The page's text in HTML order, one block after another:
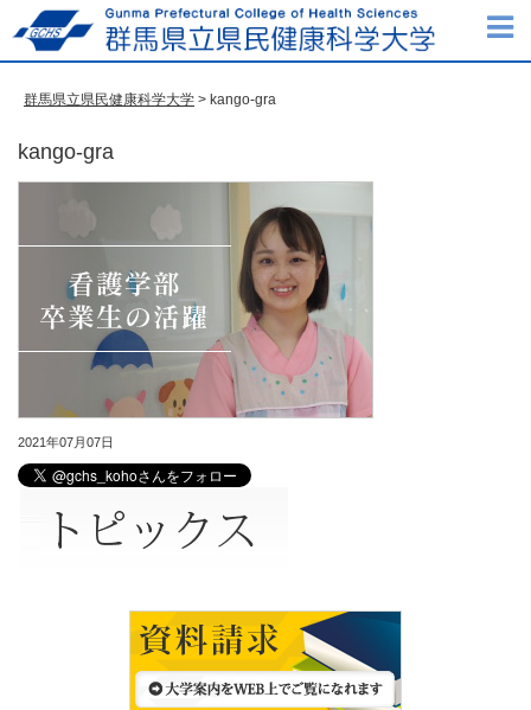
群馬県立県民健康科学大学 > kango-gra
kango-gra
2021年07月07日